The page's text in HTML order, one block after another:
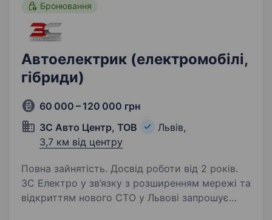
Бронювання
Автоелектрик (електромобілі,
гібриди)
60 000 – 120 000 грн
ЗС Авто Центр, ТОВ
Львів,
3,7 км від центру
Повна зайнятість. Досвід роботи від 2 років.
ЗС Електро у зв’язку з розширенням мережі та
відкриттям нового СТО у Львові запрошує